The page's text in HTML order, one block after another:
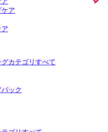
ア
カテゴリすべて
ック